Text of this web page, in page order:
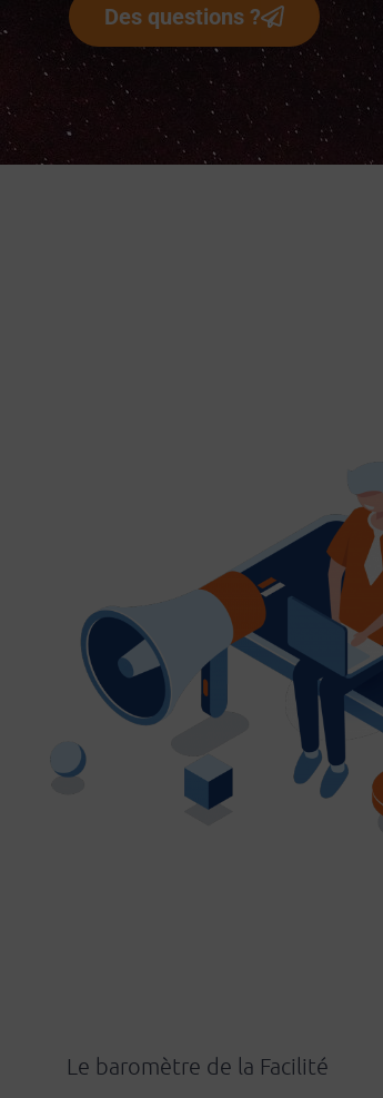
Des questions ?
Le baromètre de la Facilité